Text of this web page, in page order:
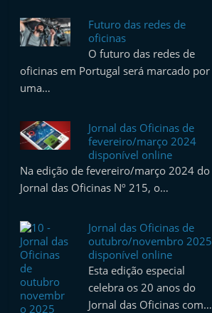
Futuro das redes de
oficinas
O futuro das redes de
oficinas em Portugal será marcado por
uma…
Jornal das Oficinas de
fevereiro/março 2024
disponível online
Na edição de fevereiro/março 2024 do
Jornal das Oficinas Nº 215, o…
Jornal das Oficinas de
outubro/novembro 2025
disponível online
Esta edição especial
celebra os 20 anos do
Jornal das Oficinas com…